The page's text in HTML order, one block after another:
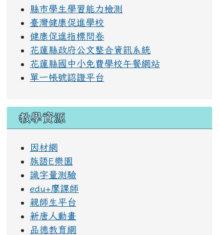
縣市學生學習能力檢測
臺灣健康促進學校
健康促進指標問卷
花蓮縣政府公文整合資訊系統
花蓮縣國中小免費學校午餐網站
單一帳號認證平台
教學資源
因材網
族語E樂園
識字量測驗
edu+摩課師
親師生平台
新唐人動畫
品德教育網